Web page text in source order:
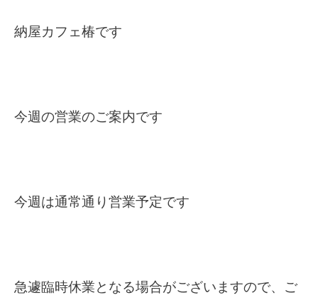
納屋カフェ椿です
今週の営業のご案内です
今週は通常通り営業予定です
急遽臨時休業となる場合がございますので、ご